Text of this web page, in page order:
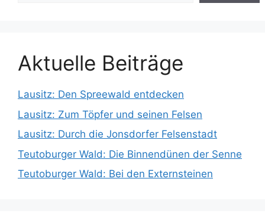
Aktuelle Beiträge
Lausitz: Den Spreewald entdecken
Lausitz: Zum Töpfer und seinen Felsen
Lausitz: Durch die Jonsdorfer Felsenstadt
Teutoburger Wald: Die Binnendünen der Senne
Teutoburger Wald: Bei den Externsteinen